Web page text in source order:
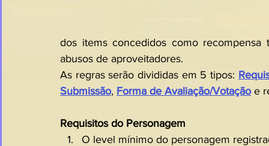
dos items concedidos como
abusos de aproveitadores.
As regras serão divididas em 5 tipos:
Submissão, Forma de Avaliação/Votação e
Requisitos do Personagem
O level mínimo do personagem